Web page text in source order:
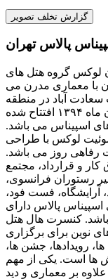
گزارش تخلف تصویر
پالاس تهران
لوکس گروه هتل های
با معماری مدرن می
آباد در منطقه
بهرود واقع شده است. هتل اسپیناس در آبان ماه ۱۳۹۴ افتتاح شده
اسپیناس می باشد.
۴۰۰ باب اتاق و سوئیت لوکس با طراحی
رفاهی روز می باشد.
و قرارداد، مجتمع
رستوران فرانسوی،
آرایشگاه، فست فود،
پالاس دارای
باشد. کنسرت هال هتل
نوین برای برگزاری
رویدادها، جشن ها،
ها است. یکی از مهم
بر معماری و دید